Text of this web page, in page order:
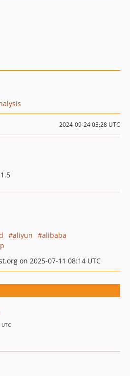
2024-09-24 03:28 UTC
aliyun
alibaba
on 2025-07-11 08:14 UTC